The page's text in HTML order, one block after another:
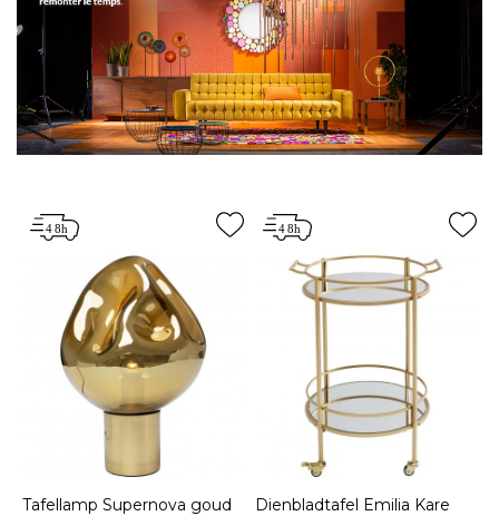
Tafellamp Supernova goud
Dienbladtafel Emilia Kare